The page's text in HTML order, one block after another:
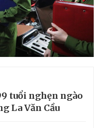
tuổi nghẹn ngào
La Văn Cầu